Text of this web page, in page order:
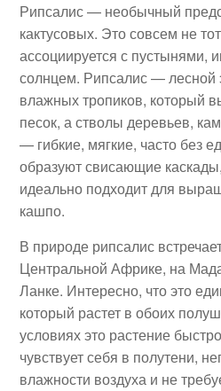
Рипсалис — необычный
кактусовых. Это совсем не
ассоциируется с пустынями,
солнцем. Рипсалис — лесной
влажных тропиков, который
песок, а стволы деревьев,
— гибкие, мягкие, часто без
образуют свисающие
идеально подходит для
кашпо.
В природе рипсалис
Центральной Африке, на
Ланке. Интересно, что это
который растет в обоих
условиях это растение
чувствует себя в полутени,
влажности воздуха и не